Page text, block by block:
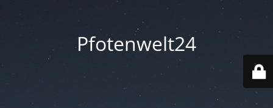
Pfotenwelt24